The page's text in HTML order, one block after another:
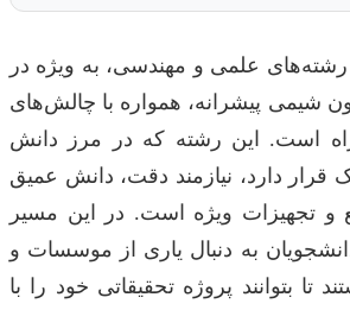
رشته‌های علمی و مهندسی، به ویژه در
پیشرانه، همواره با چالش‌های
است. این رشته که در مرز دانش
قرار دارد، نیازمند دقت، دانش عمیق
و تجهیزات ویژه است. در این مسیر
به دنبال یاری از موسسات و
بتوانند پروژه تحقیقاتی خود را با